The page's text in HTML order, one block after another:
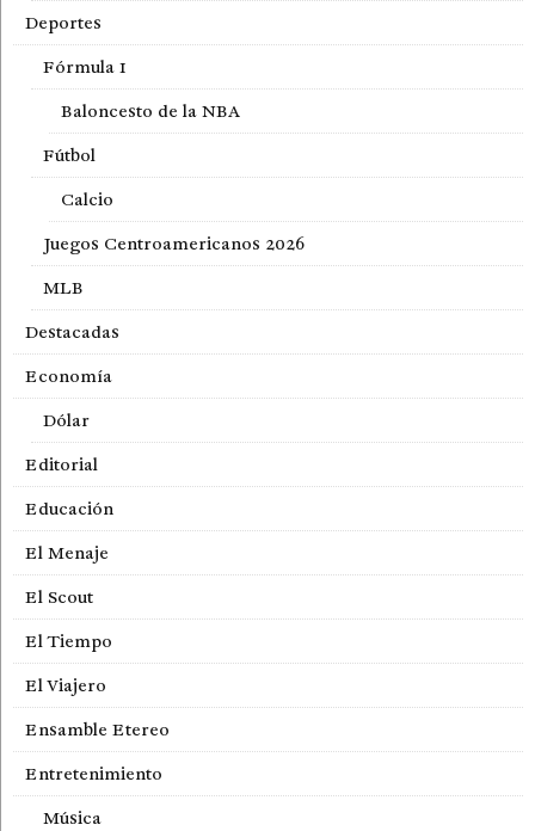
Deportes
Fórmula 1
Baloncesto de la NBA
Fútbol
Calcio
Juegos Centroamericanos 2026
MLB
Destacadas
Economía
Dólar
Editorial
Educación
El Menaje
El Scout
El Tiempo
El Viajero
Ensamble Etereo
Entretenimiento
Música